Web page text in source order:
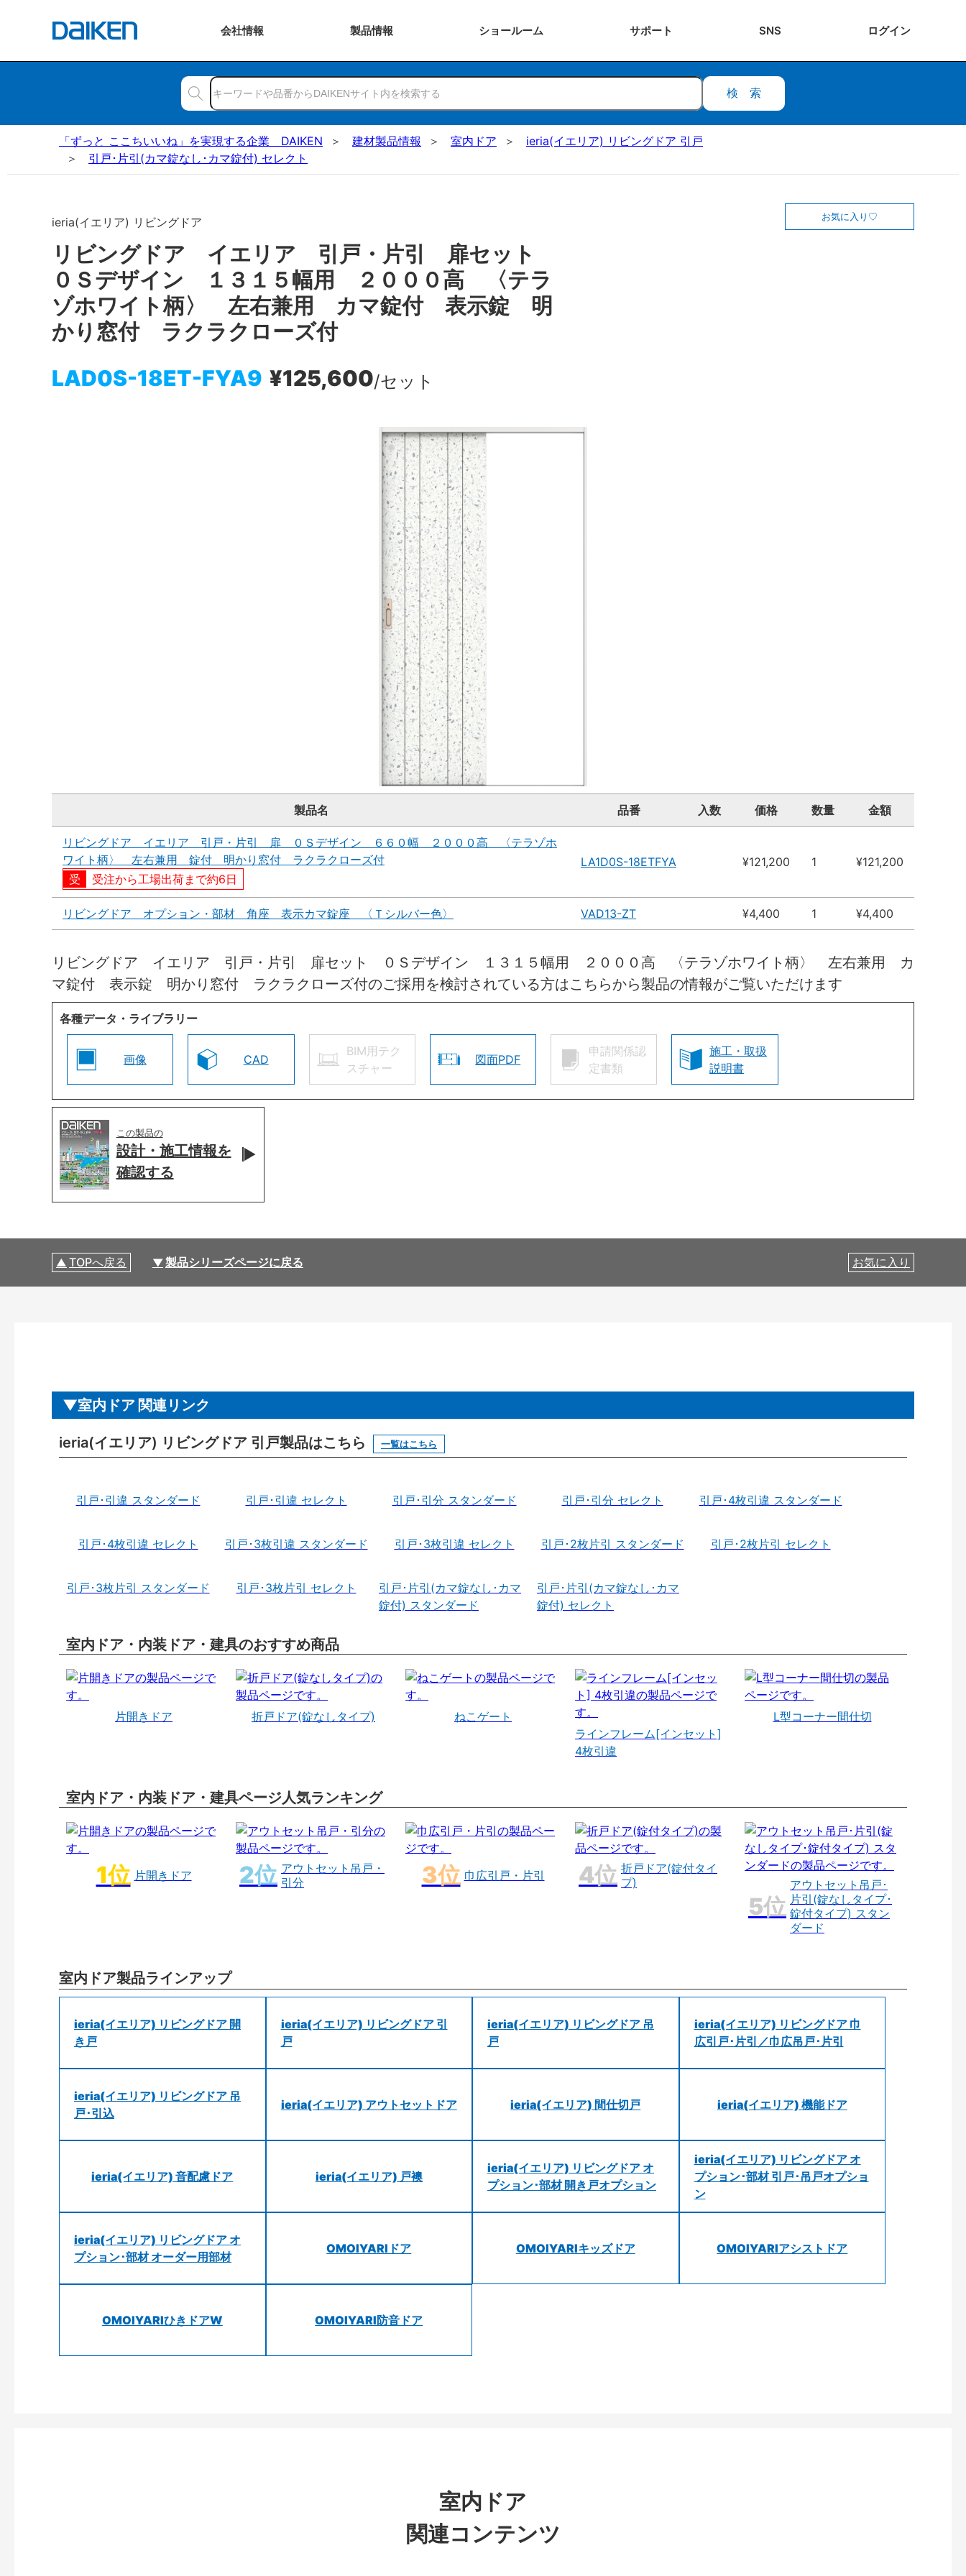
会社情報 製品情報 ショールーム サポート SNS ログイン
検索
「ずっと ここちいいね」を実現する企業 DAIKEN 建材製品情報 室内ドア
ieria(イエリア) リビングドア 引戸
引戸･片引(カマ錠なし･カマ錠付) セレクト
ieria(イエリア) リビングドア
リビングドア イエリア 引戸・片引 扉セット
０Ｓデザイン １３１５幅用 ２０００高 〈テラ
ゾホワイト柄〉 左右兼用 カマ錠付 表示錠 明
かり窓付 ラクラクローズ付
LAD0S-18ET-FYA9 ¥125,600/セット
お気に入り
製品名 品番 入数 価格 数量 金額
リビングドア イエリア 引戸・片引 扉 ０Ｓデザイン ６６０幅 ２０００高 〈テラゾホ
ワイト柄〉 左右兼用 錠付 明かり窓付 ラクラクローズ付
受注から工場出荷まで約6日
LA1D0S-18ETFYA ¥121,200 1 ¥121,200
リビングドア オプション・部材 角座 表示カマ錠座 〈Ｔシルバー色〉 VAD13-ZT ¥4,400 1 ¥4,400
リビングドア イエリア 引戸・片引 扉セット ０Ｓデザイン １３１５幅用 ２０００高 〈テラゾホワイト柄〉 左右兼用 カ
マ錠付 表示錠 明かり窓付 ラクラクローズ付のご採用を検討されている方はこちらから製品の情報がご覧いただけます
各種データ・ライブラリー
画像 CAD
BIM用テク
スチャー
図面PDF
申請関係認
定書類
施工・取扱
説明書
この製品の
設計・施工情報を
確認する
TOPへ戻る 製品シリーズページに戻る お気に入り
室内ドア 関連リンク
ieria(イエリア) リビングドア 引戸製品はこちら 一覧はこちら
引戸･引違 スタンダード 引戸･引違 セレクト 引戸･引分 スタンダード 引戸･引分 セレクト 引戸･4枚引違 スタンダード
引戸･4枚引違 セレクト 引戸･3枚引違 スタンダード 引戸･3枚引違 セレクト 引戸･2枚片引 スタンダード 引戸･2枚片引 セレクト
引戸･3枚片引 スタンダード 引戸･3枚片引 セレクト
引戸･片引(カマ錠なし･カマ
錠付) スタンダード
引戸･片引(カマ錠なし･カマ
錠付) セレクト
室内ドア・内装ドア・建具のおすすめ商品
片開きドア 折戸ドア(錠なしタイプ)
ねこゲート
ラインフレーム[インセット]
4枚引違
L型コーナー間仕切
室内ドア・内装ドア・建具ページ人気ランキング
片開きドア
アウトセット吊戸・
引分
巾広引戸・片引
折戸ドア(錠付タイ
プ)
アウトセット吊戸･
片引(錠なしタイプ･
錠付タイプ) スタン
ダード
室内ドア製品ラインアップ
ieria(イエリア) リビングドア 開
き戸
ieria(イエリア) リビングドア 引
戸
ieria(イエリア) リビングドア 吊
戸
ieria(イエリア) リビングドア 巾
広引戸･片引／巾広吊戸･片引
ieria(イエリア) リビングドア 吊
戸･引込
ieria(イエリア) アウトセットドア ieria(イエリア) 間仕切戸 ieria(イエリア) 機能ドア
ieria(イエリア) 音配慮ドア ieria(イエリア) 戸襖
ieria(イエリア) リビングドア オ
プション･部材 開き戸オプション
ieria(イエリア) リビングドア オ
プション･部材 引戸･吊戸オプショ
ン
ieria(イエリア) リビングドア オ
プション･部材 オーダー用部材
OMOIYARIドア OMOIYARIキッズドア OMOIYARIアシストドア
OMOIYARIひきドアW OMOIYARI防音ドア
室内ドア
関連コンテンツ